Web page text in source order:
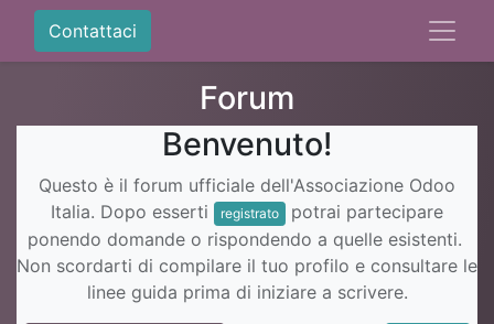
Contattaci
Forum
Benvenuto!
Questo è il forum ufficiale dell'Associazione Odoo
Italia. Dopo esserti
registrato
potrai partecipare
ponendo domande o rispondendo a quelle esistenti.
Non scordarti di compilare il tuo profilo e consultare le
linee guida prima di iniziare a scrivere.